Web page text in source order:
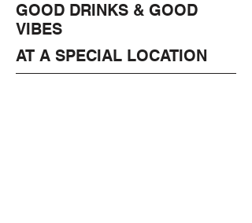
GOOD DRINKS & GOOD
VIBES
AT A SPECIAL LOCATION